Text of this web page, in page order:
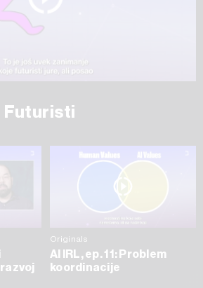
Futuristi
Originals
AI IRL, ep. 11: Problem
koordinacije